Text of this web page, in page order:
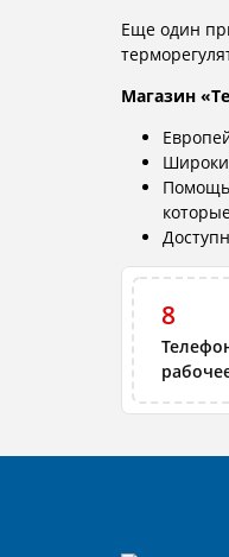
Еще один
Магазин
Помощь
8